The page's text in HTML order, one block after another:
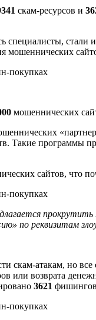
скам-ресурсов и
специалисты,
мошеннических
Такие программы
сайтов, что
по реквизитам
атакам, но
или возврата
3621